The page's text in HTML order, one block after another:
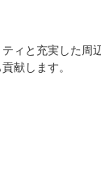
ィと充実した周
献します。